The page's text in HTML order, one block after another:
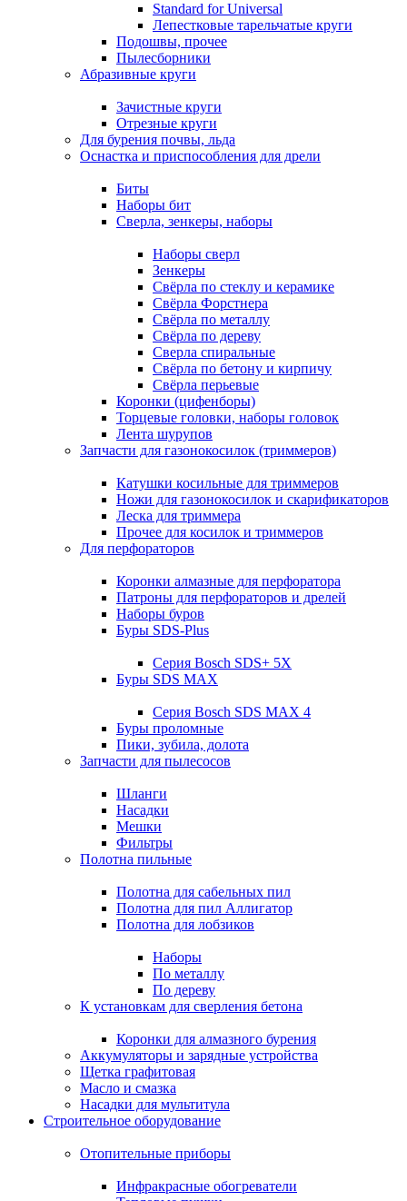
Standard for Universal
Лепестковые тарельчатые круги
Подошвы, прочее
Пылесборники
Абразивные круги
Зачистные круги
Отрезные круги
Для бурения почвы, льда
Оснастка и приспособления для дрели
Биты
Наборы бит
Сверла, зенкеры, наборы
Наборы сверл
Зенкеры
Свёрла по стеклу и керамике
Свёрла Форстнера
Свёрла по металлу
Свёрла по дереву
Сверла спиральные
Свёрла по бетону и кирпичу
Свёрла перьевые
Коронки (цифенборы)
Торцевые головки, наборы головок
Лента шурупов
Запчасти для газонокосилок (триммеров)
Катушки косильные для триммеров
Ножи для газонокосилок и скарификаторов
Леска для триммера
Прочее для косилок и триммеров
Для перфораторов
Коронки алмазные для перфоратора
Патроны для перфораторов и дрелей
Наборы буров
Буры SDS-Plus
Серия Bosch SDS+ 5X
Буры SDS MAX
Серия Bosch SDS MAX 4
Буры проломные
Пики, зубила, долота
Запчасти для пылесосов
Шланги
Насадки
Мешки
Фильтры
Полотна пильные
Полотна для сабельных пил
Полотна для пил Аллигатор
Полотна для лобзиков
Наборы
По металлу
По дереву
К установкам для сверления бетона
Коронки для алмазного бурения
Аккумуляторы и зарядные устройства
Щетка графитовая
Масло и смазка
Насадки для мультитула
Строительное оборудование
Отопительные приборы
Инфракрасные обогреватели